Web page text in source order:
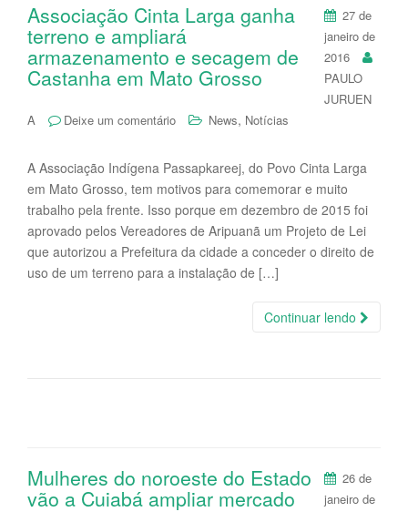
Associação Cinta Larga ganha
terreno e ampliará
armazenamento e secagem de
Castanha em Mato Grosso
27 de
janeiro de
2016
PAULO
JURUEN
A
Deixe um comentário News, Notícias
A Associação Indígena Passapkareej, do Povo Cinta Larga
em Mato Grosso, tem motivos para comemorar e muito
trabalho pela frente. Isso porque em dezembro de 2015 foi
aprovado pelos Vereadores de Aripuanã um Projeto de Lei
que autorizou a Prefeitura da cidade a conceder o direito de
uso de um terreno para a instalação de […]
Continuar lendo
Mulheres do noroeste do Estado
vão a Cuiabá ampliar mercado
26 de
janeiro de